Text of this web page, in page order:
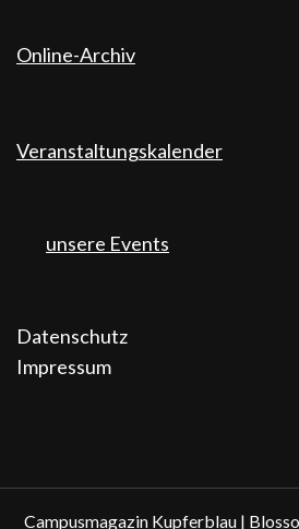
Online-Archiv
Veranstaltungskalender
unsere Events
Datenschutz
Impressum
Campusmagazin Kupferblau |